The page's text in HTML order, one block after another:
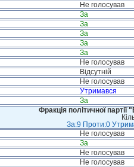
Не голосував
За
За
За
За
За
Не голосував
Відсутній
Не голосував
Утримався
За
Фракція політичної
За:9 Проти:0
Не голосував
За
Не голосував
Не голосував